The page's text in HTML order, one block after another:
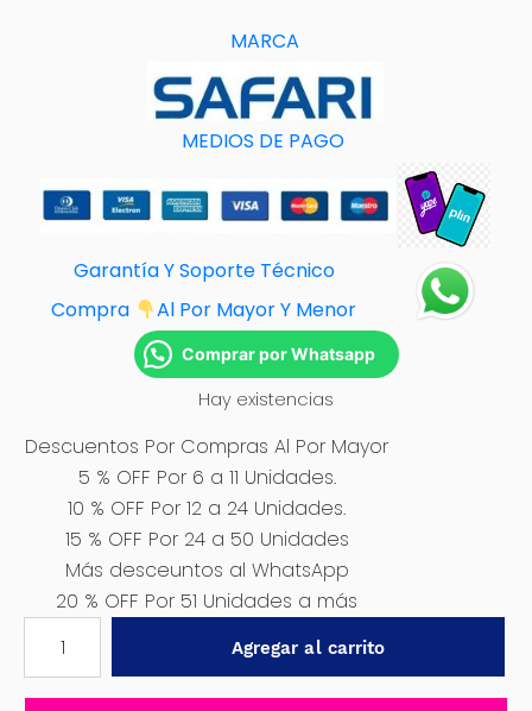
MARCA
MEDIOS DE PAGO
Garantía Y Soporte Técnico
Compra
Al Por Mayor Y Menor
Comprar por Whatsapp
Hay existencias
Descuentos Por Compras Al Por Mayor
5 % OFF Por 6 a 11 Unidades.
10 % OFF Por 12 a 24 Unidades.
15 % OFF Por 24 a 50 Unidades
Más desceuntos al WhatsApp
20 % OFF Por 51 Unidades a más
BATERÍA
Agregar al carrito